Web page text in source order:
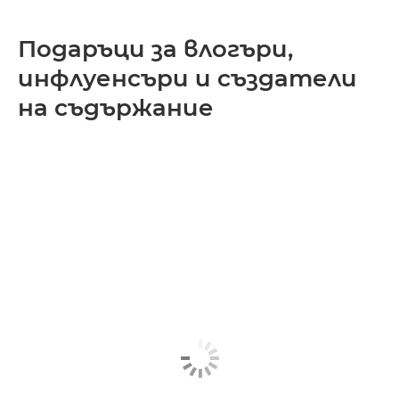
Подаръци за влогъри,
инфлуенсъри и създатели
на съдържание